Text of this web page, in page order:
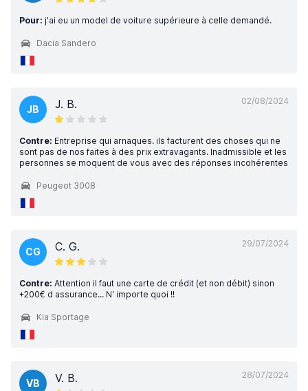
Pour: j'ai eu un model de voiture supérieure à celle demandé.
Dacia Sandero
02/08/2024
JB J. B.
Contre: Entreprise qui arnaques. ils facturent des choses qui ne
sont pas de nos faites à des prix extravagants. Inadmissible et les
personnes se moquent de vous avec des réponses incohérentes
Peugeot 3008
29/07/2024
CG C. G.
Contre: Attention il faut une carte de crédit (et non débit) sinon
+200€ d assurance... N' importe quoi !!
Kia Sportage
28/07/2024
VB V. B.